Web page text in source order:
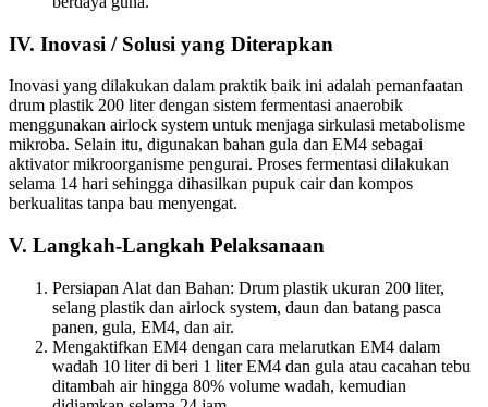
IV. Inovasi / Solusi yang Diterapkan
Inovasi yang dilakukan dalam praktik baik ini adalah pemanfaatan
drum plastik 200 liter dengan sistem fermentasi anaerobik
menggunakan airlock system untuk menjaga sirkulasi metabolisme
mikroba. Selain itu, digunakan bahan gula dan EM4 sebagai
aktivator mikroorganisme pengurai. Proses fermentasi dilakukan
selama 14 hari sehingga dihasilkan pupuk cair dan kompos
berkualitas tanpa bau menyengat.
V. Langkah-Langkah Pelaksanaan
Persiapan Alat dan Bahan: Drum plastik ukuran 200 liter,
selang plastik dan airlock system, daun dan batang pasca
panen, gula, EM4, dan air.
Mengaktifkan EM4 dengan cara melarutkan EM4 dalam
wadah 10 liter di beri 1 liter EM4 dan gula atau cacahan tebu
ditambah air hingga 80% volume wadah, kemudian